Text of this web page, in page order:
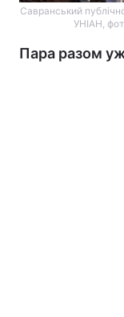
Савранський
УНІАН,
Пара разом